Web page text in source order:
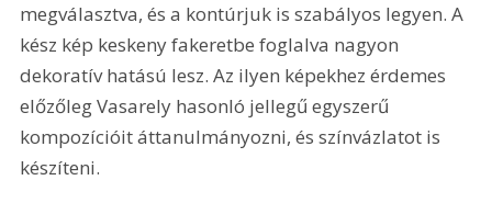
megválasztva, és a kontúrjuk is szabályos legyen. A
kész kép keskeny fakeretbe foglalva nagyon
dekoratív hatású lesz. Az ilyen képekhez érdemes
előzőleg Vasarely hasonló jellegű egyszerű
kompozícióit áttanulmányozni, és színvázlatot is
készíteni.